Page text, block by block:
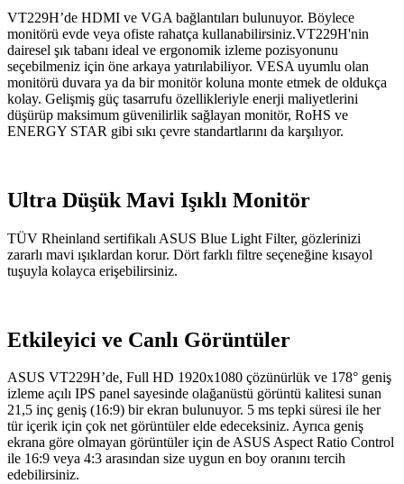
VT229H’de HDMI ve VGA bağlantıları bulunuyor. Böylece
monitörü evde veya ofiste rahatça kullanabilirsiniz.VT229H'nin
dairesel şık tabanı ideal ve ergonomik izleme pozisyonunu
seçebilmeniz için öne arkaya yatırılabiliyor. VESA uyumlu olan
monitörü duvara ya da bir monitör koluna monte etmek de oldukça
kolay. Gelişmiş güç tasarrufu özellikleriyle enerji maliyetlerini
düşürüp maksimum güvenilirlik sağlayan monitör, RoHS ve
ENERGY STAR gibi sıkı çevre standartlarını da karşılıyor.
Ultra Düşük Mavi Işıklı Monitör
TÜV Rheinland sertifikalı ASUS Blue Light Filter, gözlerinizi
zararlı mavi ışıklardan korur. Dört farklı filtre seçeneğine kısayol
tuşuyla kolayca erişebilirsiniz.
Etkileyici ve Canlı Görüntüler
ASUS VT229H’de, Full HD 1920x1080 çözünürlük ve 178° geniş
izleme açılı IPS panel sayesinde olağanüstü görüntü kalitesi sunan
21,5 inç geniş (16:9) bir ekran bulunuyor. 5 ms tepki süresi ile her
tür içerik için çok net görüntüler elde edeceksiniz. Ayrıca geniş
ekrana göre olmayan görüntüler için de ASUS Aspect Ratio Control
ile 16:9 veya 4:3 arasından size uygun en boy oranını tercih
edebilirsiniz.